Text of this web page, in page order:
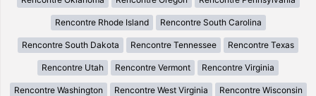
Rencontre Rhode Island Rencontre South Carolina
Rencontre South Dakota Rencontre Tennessee Rencontre Texas
Rencontre Utah Rencontre Vermont Rencontre Virginia
Rencontre Washington Rencontre West Virginia Rencontre Wisconsin